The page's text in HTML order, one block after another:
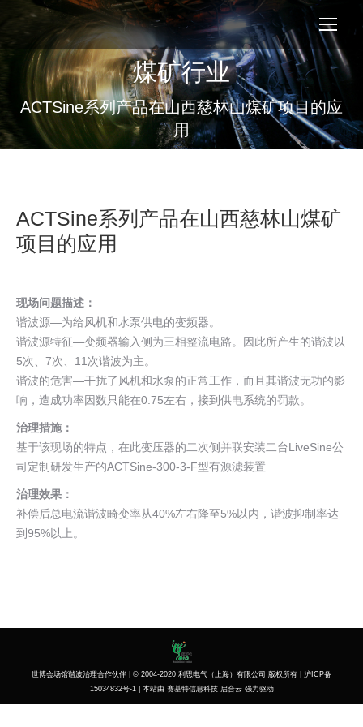
煤矿行业
ACTSine系列产品在山西慈林山煤矿项目的应
用
您在这里：
ACTSine系列产品在山西慈林山煤矿
项目的应用
现场问题描述：
谐波源—为给风机和水泵供电的变频器。
谐波源特征—变频器输入侧为三相整流电路。因此所产生的谐波以
5次、7次、11次谐波为主。
谐波的危害—干扰了风机和水泵的正常工作，而且其谐波无功的影
响，造成功率因数只能在0.75左右，接到供电系统的罚款。
治理措施：
基于该现场的特点，在此变压器的二次侧并联安装二台LiveSine公
司定制研发生产的ACTSine-300-3-F型有源滤装置
治理效果：
补偿后总电流谐波畸变率从40%左右降至5%以内，谐波抑制率达
到95%以上。
世博会场馆谐波治理合作伙伴 | © 2004-2020 利思电气（上海）有限公司 版权所有 | 沪ICP备
15034832号-1| 本站由 赛基特信息科技 启合云强力驱动